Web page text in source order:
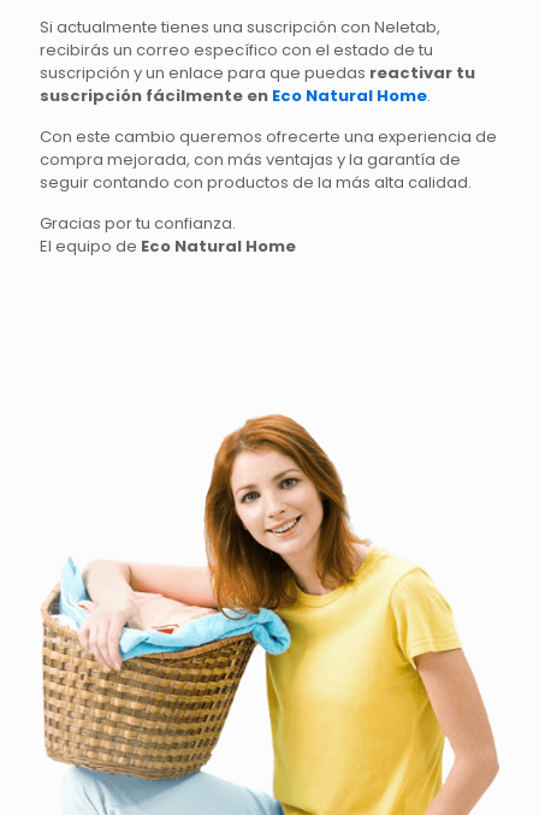
Si actualmente tienes una suscripción con Neletab,
recibirás un correo específico con el estado de tu
suscripción y un enlace para que puedas reactivar tu
suscripción fácilmente en Eco Natural Home.
Con este cambio queremos ofrecerte una experiencia de
compra mejorada, con más ventajas y la garantía de
seguir contando con productos de la más alta calidad.
Gracias por tu confianza.
El equipo de Eco Natural Home